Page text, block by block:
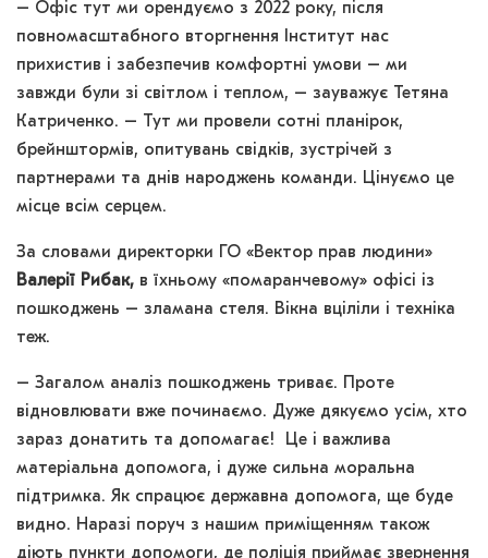
– Офіс тут ми орендуємо з 2022 року, після
повномасштабного вторгнення Інститут нас
прихистив і забезпечив комфортні умови – ми
завжди були зі світлом і теплом, – зауважує Тетяна
Катриченко. – Тут ми провели сотні планірок,
брейнштормів, опитувань свідків, зустрічей з
партнерами та днів народжень команди. Цінуємо це
місце всім серцем.
За словами директорки ГО «Вектор прав людини»
Валерії Рибак, в їхньому «помаранчевому» офісі із
пошкоджень – зламана стеля. Вікна вціліли і техніка
теж.
– Загалом аналіз пошкоджень триває. Проте
відновлювати вже починаємо. Дуже дякуємо усім, хто
зараз донатить та допомагає! Це і важлива
матеріальна допомога, і дуже сильна моральна
підтримка. Як спрацює державна допомога, ще буде
видно. Наразі поруч з нашим приміщенням також
діють пункти допомоги, де поліція приймає звернення